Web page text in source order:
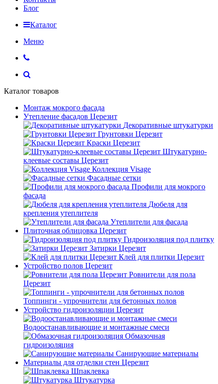
Блог
Каталог
Меню
Каталог товаров
Монтаж мокрого фасада
Утепление фасадов Церезит
Декоративные штукатурки
Грунтовки Церезит
Краски Церезит
Штукатурно-
клеевые составы Церезит
Коллекция Visage
Фасадные сетки
Профили для мокрого
фасада
Дюбеля для
крепления утеплителя
Утеплители для фасада
Плиточная облицовка Церезит
Гидроизоляция под плитку
Затирки Церезит
Клей для плитки Церезит
Устройство полов Церезит
Ровнители для пола
Церезит
Топпинги - упрочнители для бетонных полов
Устройство гидроизоляции Церезит
Водоостанавливающие и монтажные смеси
Обмазочная
гидроизоляция
Санирующие материалы
Материалы для отделки стен Церезит
Шпаклевка
Штукатурка